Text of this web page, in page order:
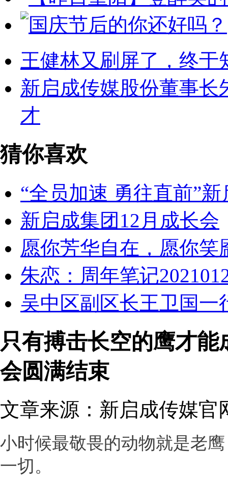
王健林又刷屏了，终
新启成传媒股份董事
才
猜你喜欢
“全员加速 勇往直前”
​新启成集团12月成长会
愿你芳华自在，愿你笑
朱恋：周年笔记
吴中区副区长王卫国一
只有搏击长空的鹰才
会圆满结束
文章来源：新启成传媒
小时候最敬畏的动物就是老
一切。